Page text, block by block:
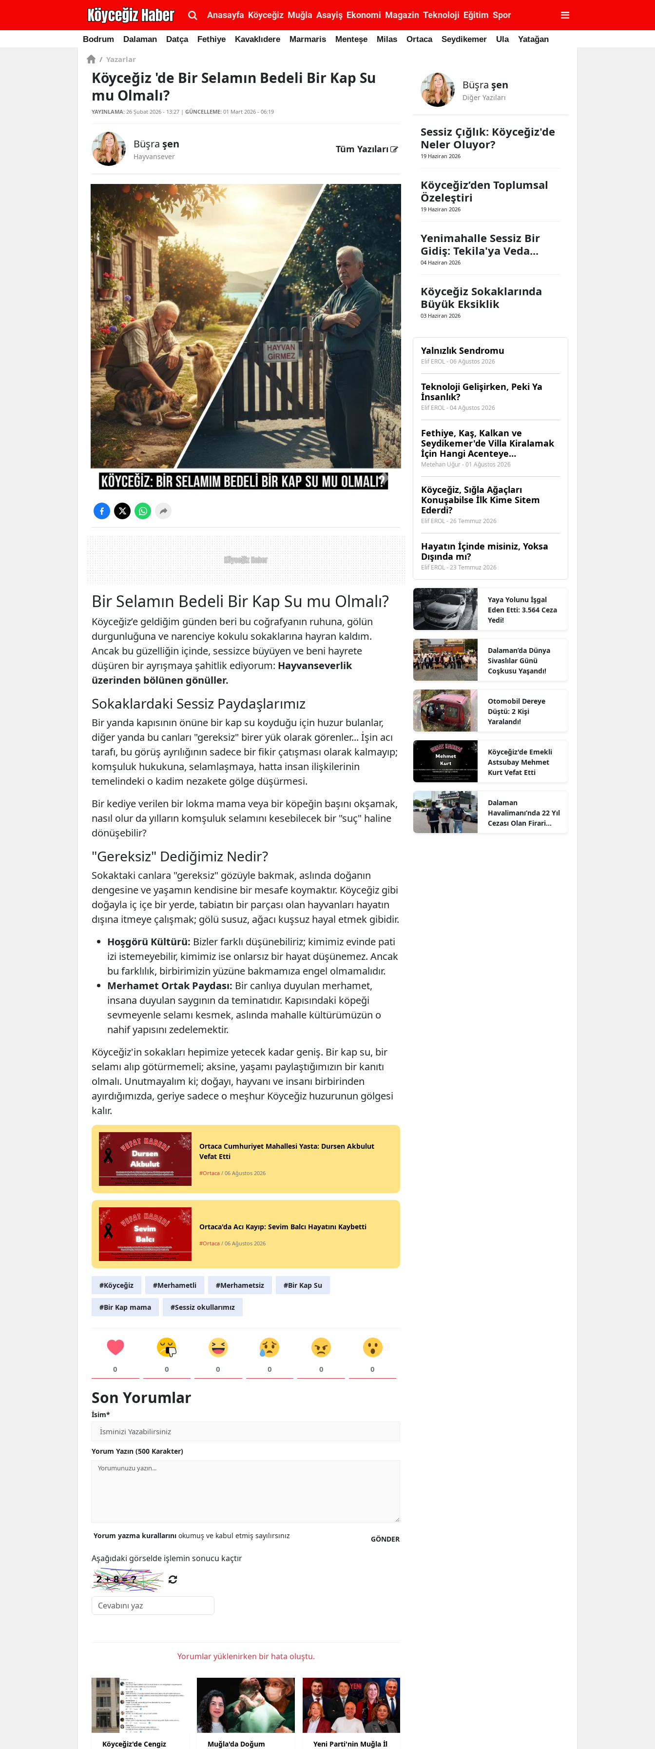
Anasayfa Köyceğiz Muğla Asayiş Ekonomi Magazin Teknoloji Eğitim Spor
Bodrum Dalaman Datça Fethiye Kavaklıdere Marmaris Menteşe Milas Ortaca Seydikemer Ula Yatağan
/ Yazarlar
Köyceğiz 'de Bir Selamın Bedeli Bir Kap Su
mu Olmalı?
YAYINLAMA: 26 Şubat 2026 - 13:27 | GÜNCELLEME: 01 Mart 2026 - 06:19
Büşra şen
Hayvansever
Tüm Yazıları
Bir Selamın Bedeli Bir Kap Su mu Olmalı?
​Köyceğiz’e geldiğim günden beri bu coğrafyanın ruhuna, gölün
durgunluğuna ve narenciye kokulu sokaklarına hayran kaldım.
Ancak bu güzelliğin içinde, sessizce büyüyen ve beni hayrete
düşüren bir ayrışmaya şahitlik ediyorum: Hayvanseverlik
üzerinden bölünen gönüller.
​Sokaklardaki Sessiz Paydaşlarımız
​Bir yanda kapısının önüne bir kap su koyduğu için huzur bulanlar,
diğer yanda bu canları "gereksiz" birer yük olarak görenler... İşin acı
tarafı, bu görüş ayrılığının sadece bir fikir çatışması olarak kalmayıp;
komşuluk hukukuna, selamlaşmaya, hatta insan ilişkilerinin
temelindeki o kadim nezakete gölge düşürmesi.
​Bir kediye verilen bir lokma mama veya bir köpeğin başını okşamak,
nasıl olur da yılların komşuluk selamını kesebilecek bir "suç" haline
dönüşebilir?
​"Gereksiz" Dediğimiz Nedir?
​Sokaktaki canlara "gereksiz" gözüyle bakmak, aslında doğanın
dengesine ve yaşamın kendisine bir mesafe koymaktır. Köyceğiz gibi
doğayla iç içe bir yerde, tabiatın bir parçası olan hayvanları hayatın
dışına itmeye çalışmak; gölü susuz, ağacı kuşsuz hayal etmek gibidir.
Hoşgörü Kültürü: Bizler farklı düşünebiliriz; kimimiz evinde pati
izi istemeyebilir, kimimiz ise onlarsız bir hayat düşünemez. Ancak
bu farklılık, birbirimizin yüzüne bakmamıza engel olmamalıdır.
Merhamet Ortak Paydası: Bir canlıya duyulan merhamet,
insana duyulan saygının da teminatıdır. Kapısındaki köpeği
sevmeyenle selamı kesmek, aslında mahalle kültürümüzün o
nahif yapısını zedelemektir.
​Köyceğiz'in sokakları hepimize yetecek kadar geniş. Bir kap su, bir
selamı alıp götürmemeli; aksine, yaşamı paylaştığımızın bir kanıtı
olmalı. Unutmayalım ki; doğayı, hayvanı ve insanı birbirinden
ayırdığımızda, geriye sadece o meşhur Köyceğiz huzurunun gölgesi
kalır.
Ortaca Cumhuriyet Mahallesi Yasta: Dursen Akbulut
Vefat Etti
#Ortaca / 06 Ağustos 2026
Ortaca'da Acı Kayıp: Sevim Balcı Hayatını Kaybetti
#Ortaca / 06 Ağustos 2026
#Köyceğiz #Merhametli #Merhametsiz #Bir Kap Su
#Bir Kap mama #Sessiz okullarımız
0 0 0 0 0 0
Son Yorumlar
İsim*
Yorum Yazın (500 Karakter)
GÖNDER
Yorum yazma kurallarını okumuş ve kabul etmiş sayılırsınız
Aşağıdaki görselde işlemin sonucu kaçtır
Yorumlar yüklenirken bir hata oluştu.
Köyceğiz'de Cengiz Muğla'da Doğum Yeni Parti'nin Muğla İl
Büşra şen
Diğer Yazıları
Sessiz Çığlık: Köyceğiz'de
Neler Oluyor?
19 Haziran 2026
Köyceğiz’den Toplumsal
Özeleştiri
19 Haziran 2026
Yenimahalle Sessiz Bir
Gidiş: Tekila'ya Veda...
04 Haziran 2026
Köyceğiz Sokaklarında
Büyük Eksiklik
03 Haziran 2026
Yalnızlık Sendromu
Elif EROL - 06 Ağustos 2026
Teknoloji Gelişirken, Peki Ya
İnsanlık?
Elif EROL - 04 Ağustos 2026
Fethiye, Kaş, Kalkan ve
Seydikemer'de Villa Kiralamak
İçin Hangi Acenteye
Güvenebilirsiniz?
Metehan Uğur - 01 Ağustos 2026
Köyceğiz, Sığla Ağaçları
Konuşabilse İlk Kime Sitem
Ederdi?
Elif EROL - 26 Temmuz 2026
Hayatın İçinde misiniz, Yoksa
Dışında mı?
Elif EROL - 23 Temmuz 2026
Yaya Yolunu İşgal
Eden Etti: 3.564 Ceza
Yedi!
Dalaman’da Dünya
Sivaslılar Günü
Coşkusu Yaşandı!
Otomobil Dereye
Düştü: 2 Kişi
Yaralandı!
Köyceğiz'de Emekli
Astsubay Mehmet
Kurt Vefat Etti
Dalaman
Havalimanı’nda 22 Yıl
Cezası Olan Firari